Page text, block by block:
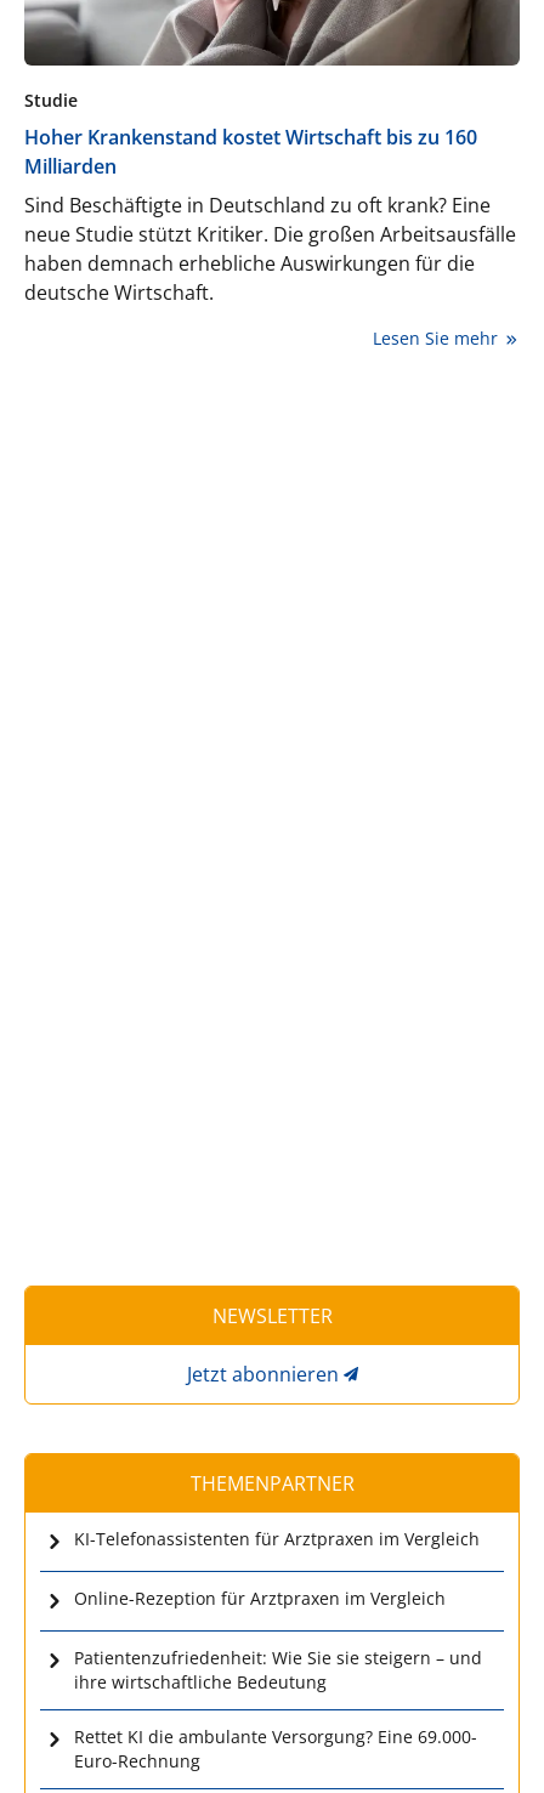
Studie
Hoher Krankenstand kostet Wirtschaft bis zu 160
Milliarden
Sind Beschäftigte in Deutschland zu oft krank? Eine
neue Studie stützt Kritiker. Die großen Arbeitsausfälle
haben demnach erhebliche Auswirkungen für die
deutsche Wirtschaft.
Lesen Sie mehr
NEWSLETTER
Jetzt abonnieren
THEMENPARTNER
KI-Telefonassistenten für Arztpraxen im Vergleich
Online-Rezeption für Arztpraxen im Vergleich
Patientenzufriedenheit: Wie Sie sie steigern – und
ihre wirtschaftliche Bedeutung
Rettet KI die ambulante Versorgung? Eine 69.000-
Euro-Rechnung